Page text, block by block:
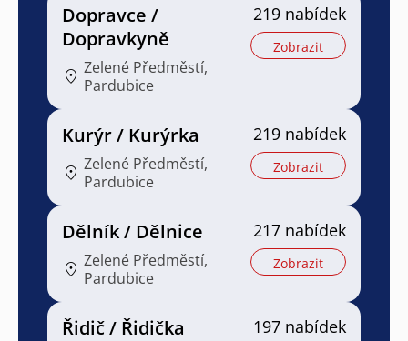
Dopravce /
Dopravkyně
Zelené Předměstí,
Pardubice
219 nabídek
Zobrazit
Kurýr / Kurýrka
Zelené Předměstí,
Pardubice
219 nabídek
Zobrazit
Dělník / Dělnice
Zelené Předměstí,
Pardubice
217 nabídek
Zobrazit
Řidič / Řidička 197 nabídek